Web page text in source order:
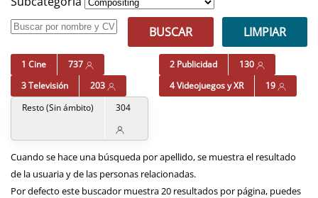
BUSCAR
LIMPIAR
1 Cine 737 2 Publicidad
130
3 Televisión
203 4 Videojuegos y XR
19
Resto (Sin ámbito)
304
Cuando se hace una búsqueda por apellido, se muestra el resultado
de la usuaria y de las personas relacionadas.
Por defecto este buscador muestra 20 resultados por página, puedes